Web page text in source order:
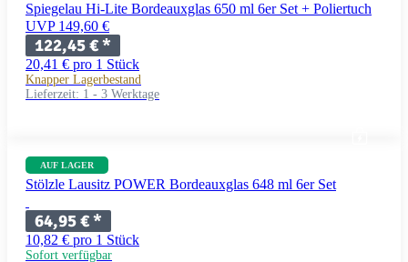
Spiegelau Hi-Lite Bordeauxglas 650 ml 6er Set + Poliertuch
UVP 149,60 €
122,45 €*
20,41 € pro 1 Stück
Knapper Lagerbestand
Lieferzeit: 1 - 3 Werktage
AUF LAGER
Stölzle Lausitz POWER Bordeauxglas 648 ml 6er Set
64,95 €*
10,82 € pro 1 Stück
Sofort verfügbar